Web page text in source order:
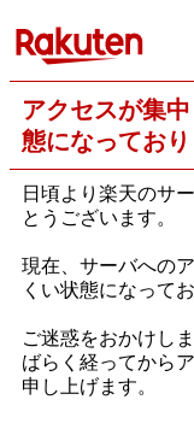
アクセスが集
態になってお
日頃より楽天のサ
とうございます。
現在、サーバへの
くい状態になって
ご迷惑をおかけし
ばらく経ってから
申し上げます。